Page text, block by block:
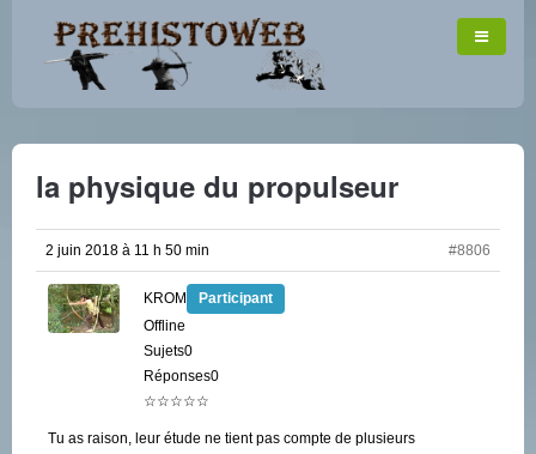
la physique du propulseur
2 juin 2018 à 11 h 50 min #8806
KROM
Participant
Offline
Sujets0
Réponses0
☆☆☆☆☆
Tu as raison, leur étude ne tient pas compte de plusieurs